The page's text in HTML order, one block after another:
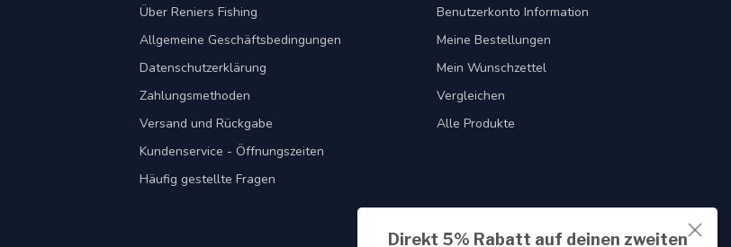
Über Reniers Fishing
Allgemeine Geschäftsbedingungen
Datenschutzerklärung
Zahlungsmethoden
Versand und Rückgabe
Kundenservice - Öffnungszeiten
Häufig gestellte Fragen
Benutzerkonto Information
Meine Bestellungen
Mein Wunschzettel
Vergleichen
Alle Produkte
Direkt 5% Rabatt auf deinen zweiten